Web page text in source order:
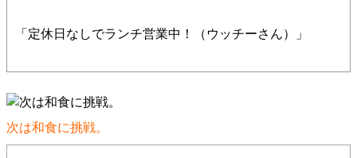
「定休日なしでランチ営業中！（ウッチーさん）」
次は和食に挑戦。